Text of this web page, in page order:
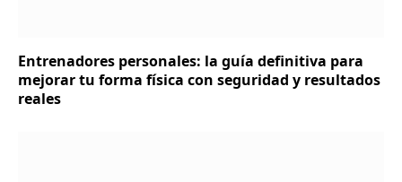
Entrenadores personales: la guía definitiva para
mejorar tu forma física con seguridad y resultados
reales